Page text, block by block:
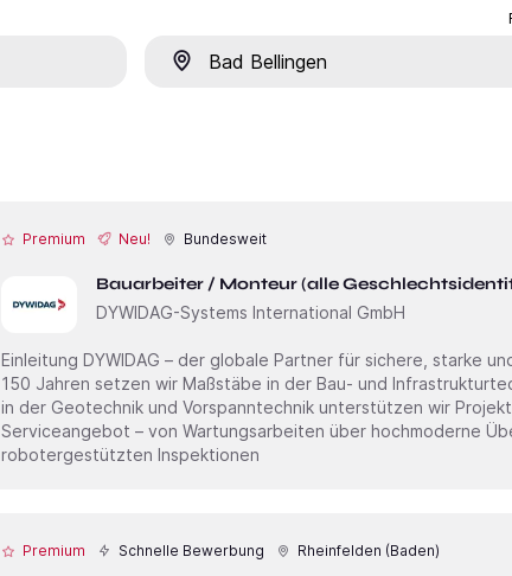
Premium Neu! Bundesweit
Bauarbeiter / Monteur (alle
DYWIDAG-Systems International GmbH
Einleitung DYWIDAG – der globale Partner für sichere, starke und smarte Infrastruktur. Seit mehr als
150 Jahren setzen wir Maßstäbe in der Bau- und
in der Geotechnik und Vorspanntechnik unterstützen wir
Serviceangebot – von Wartungsarbeiten über hochmoderne
robotergestützten Inspektionen
Premium Schnelle Bewerbung Rheinfelden (Baden)